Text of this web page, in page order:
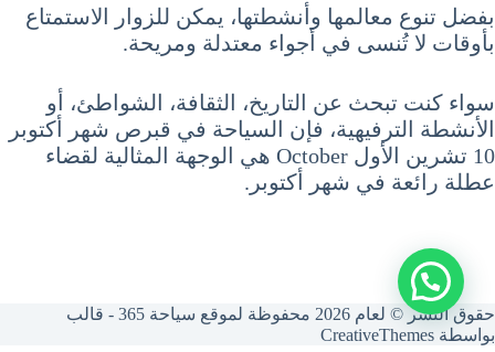
بفضل تنوع معالمها وأنشطتها، يمكن للزوار الاستمتاع
بأوقات لا تُنسى في أجواء معتدلة ومريحة.
سواء كنت تبحث عن التاريخ، الثقافة، الشواطئ، أو
الأنشطة الترفيهية، فإن السياحة في قبرص شهر أكتوبر
10 تشرين الأول October هي الوجهة المثالية لقضاء
عطلة رائعة في شهر أكتوبر.
حقوق النشر © لعام 2026 محفوظة لموقع سياحة 365 - قالب
بواسطة CreativeThemes